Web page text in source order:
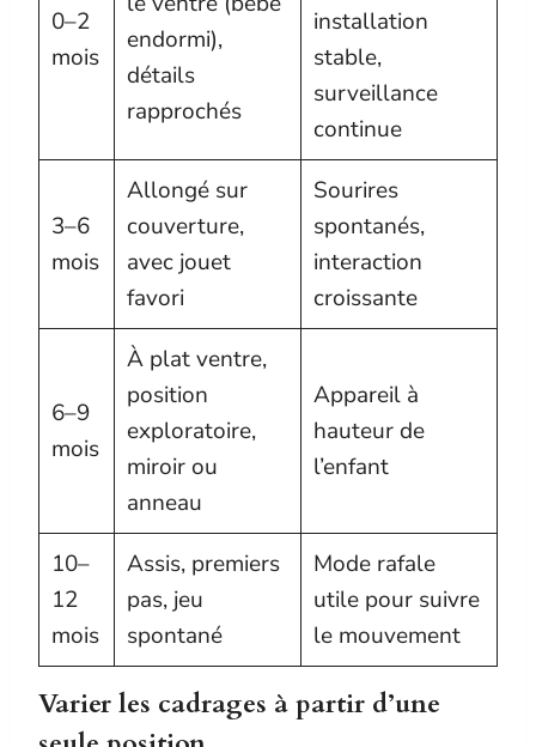
0–2
mois
endormi),
détails
rapprochés
installation
stable,
surveillance
continue
3–6
mois
Allongé sur
couverture,
avec jouet
favori
Sourires
spontanés,
interaction
croissante
6–9
mois
À plat ventre,
position
exploratoire,
miroir ou
anneau
Appareil à
hauteur de
l’enfant
10–
12
mois
Assis, premiers
pas, jeu
spontané
Mode rafale
utile pour suivre
le mouvement
Varier les cadrages à partir d’une